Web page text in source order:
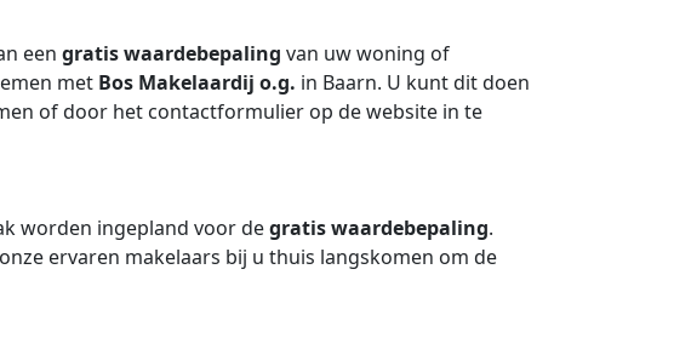
een gratis waardebepaling van uw woning of
met Bos Makelaardij o.g. in Baarn. U kunt dit doen
of door het contactformulier op de website in te
worden ingepland voor degratis waardebepaling.
ervaren makelaars bij u thuis langskomen om de